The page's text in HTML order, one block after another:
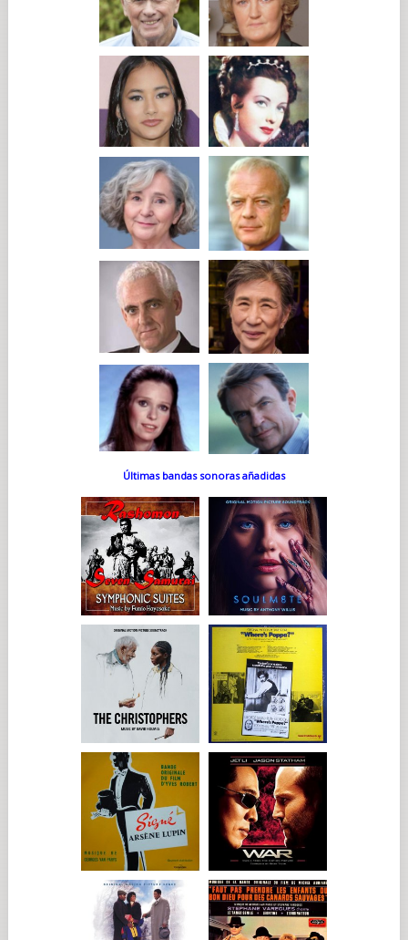
Últimas bandas sonoras añadidas